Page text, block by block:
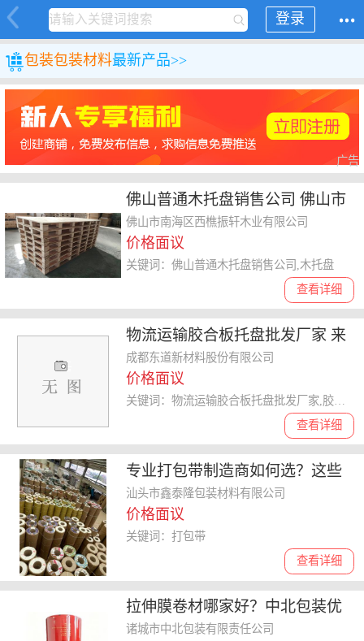
登录
包装包装材料最新产品>>
广告
佛山普通木托盘销售公司 佛山市
南海区西樵振轩木业供应
佛山市南海区西樵振轩木业有限公司
价格面议
查看详细
关键词：佛山普通木托盘销售公司,木托盘
物流运输胶合板托盘批发厂家 来
电咨询 成都东道新材料股份供应
成都东道新材料股份有限公司
价格面议
查看详细
专业打包带制造商如何选？这些
要点需牢记
汕头市鑫泰隆包装材料有限公司
价格面议
查看详细
关键词：打包带
拉伸膜卷材哪家好？中北包装优
势盘点
诸城市中北包装有限责任公司